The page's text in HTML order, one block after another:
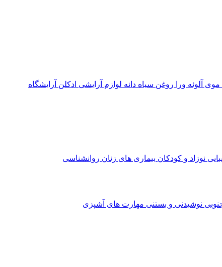
موی آلوئه‌ ورا روغن سیاه دانه لوازم آرایشی ادکلن آرایشگاه
نوزاد و کودکان بیماری های زنان روانشناسی
نوشیدنی و بستنی مهارت های آشپزی